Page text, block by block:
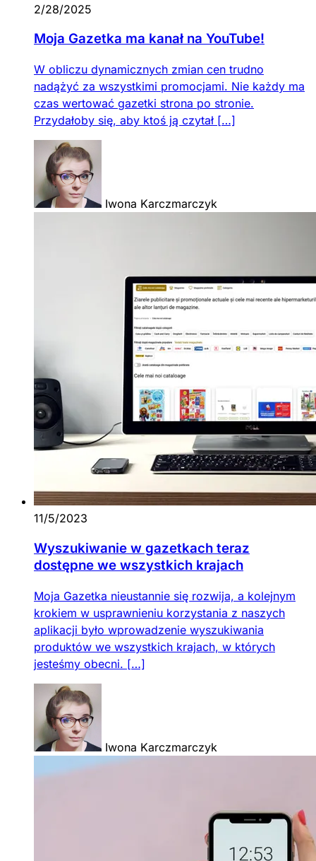
2/28/2025
Moja Gazetka ma kanał na YouTube!
W obliczu dynamicznych zmian cen trudno
nadążyć za wszystkimi promocjami. Nie każdy ma
czas wertować gazetki strona po stronie.
Przydałoby się, aby ktoś ją czytał […]
Iwona Karczmarczyk
11/5/2023
Wyszukiwanie w gazetkach teraz
dostępne we wszystkich krajach
Moja Gazetka nieustannie się rozwija, a kolejnym
krokiem w usprawnieniu korzystania z naszych
aplikacji było wprowadzenie wyszukiwania
produktów we wszystkich krajach, w których
jesteśmy obecni. […]
Iwona Karczmarczyk